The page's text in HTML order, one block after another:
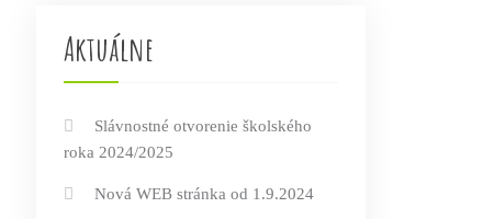
Aktuálne
Slávnostné otvorenie školského
roka 2024/2025
Nová WEB stránka od 1.9.2024